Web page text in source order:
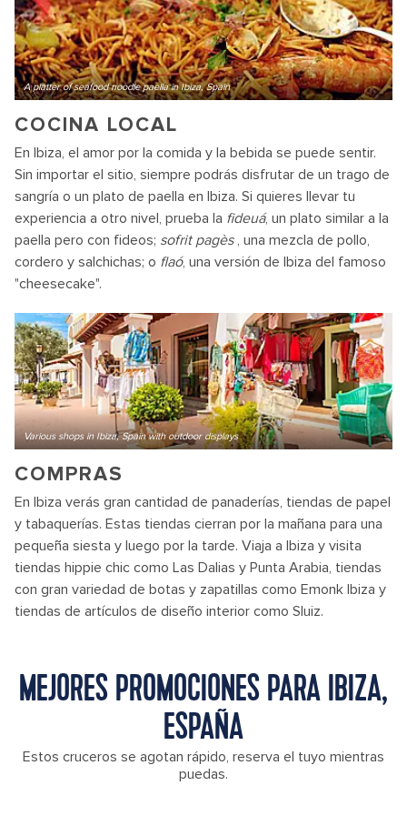
A platter of seafood noodle paella in Ibiza, Spain
COCINA LOCAL
En Ibiza, el amor por la comida y la bebida se puede sentir.
Sin importar el sitio, siempre podrás disfrutar de un trago de
sangría o un plato de paella en Ibiza. Si quieres llevar tu
experiencia a otro nivel, prueba la fideuá, un plato similar a la
paella pero con fideos; sofrit pagès , una mezcla de pollo,
cordero y salchichas; o flaó, una versión de Ibiza del famoso
"cheesecake".
Various shops in Ibiza, Spain with outdoor displays
COMPRAS
En Ibiza verás gran cantidad de panaderías, tiendas de papel
y tabaquerías. Estas tiendas cierran por la mañana para una
pequeña siesta y luego por la tarde. Viaja a Ibiza y visita
tiendas hippie chic como Las Dalias y Punta Arabia, tiendas
con gran variedad de botas y zapatillas como Emonk Ibiza y
tiendas de artículos de diseño interior como Sluiz.
MEJORES PROMOCIONES PARA IBIZA,
ESPAÑA
Estos cruceros se agotan rápido, reserva el tuyo mientras
puedas.